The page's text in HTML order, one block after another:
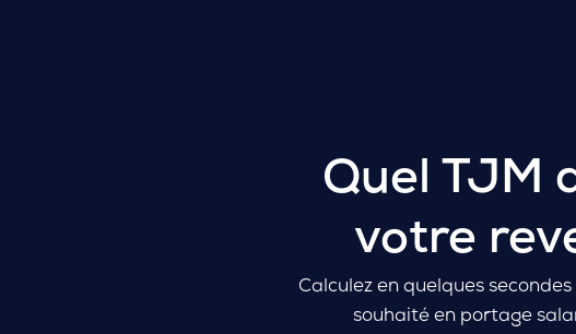
Quel TJM
votre
Calculez en quelques
souhaité en portage